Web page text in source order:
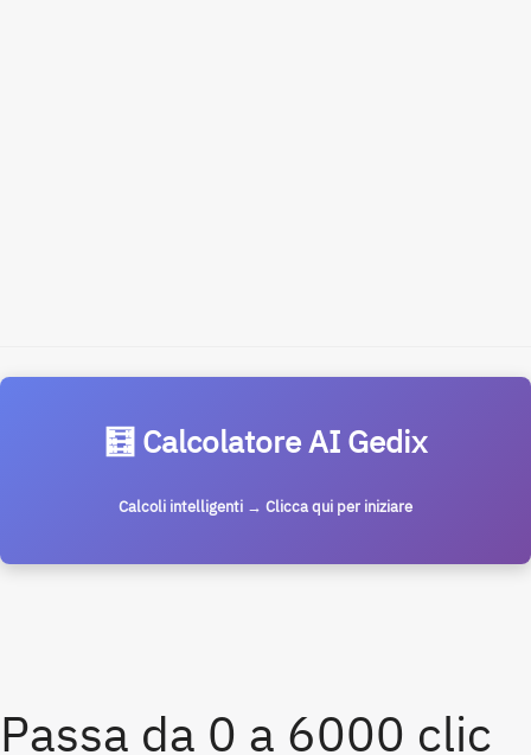
🧮 Calcolatore AI Gedix
Calcoli intelligenti → Clicca qui per iniziare
Passa da 0 a 6000 clic